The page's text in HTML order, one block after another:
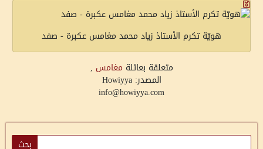
هويّة تكرم الأستاذ زياد محمد مغامس عكبرة - صفد
متعلقة بعائلة مغامس ,
المصدر: Howiyya
info@howiyya.com